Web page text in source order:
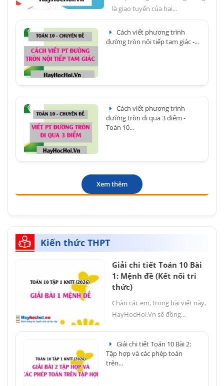
là giao tuyến của hai...
Cách viết phương trình
đường tròn nội tiếp tam giác -...
Cách viết phương trình
đường tròn đi qua 3 điểm -
Toán 10...
Xem thêm
Kiến thức THPT
Giải chi tiết Toán 10 Bài
1: Mệnh đề (Kết nối tri
thức)
Chào các em, trong bài viết này,
HayHocHoi.Vn sẽ đồng...
Giải chi tiết Toán 10 Bài 2:
Tập hợp và các phép toán
trên...